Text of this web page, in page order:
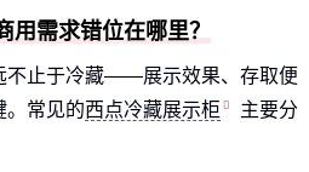
用需求错位在哪里？
不止于冷藏——展示效果、存取便
。常见的西点冷藏展示柜
主要分